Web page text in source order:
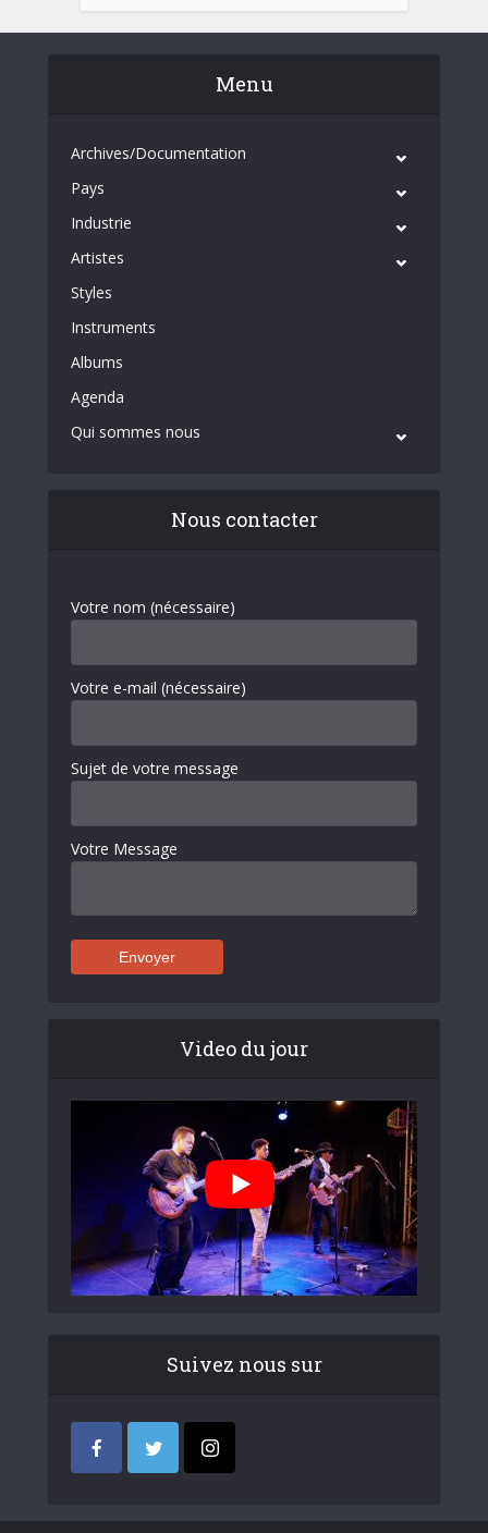
Menu
Archives/Documentation
Pays
Industrie
Artistes
Styles
Instruments
Albums
Agenda
Qui sommes nous
Nous contacter
Votre nom (nécessaire)
Votre e-mail (nécessaire)
Sujet de votre message
Votre Message
Video du jour
Suivez nous sur